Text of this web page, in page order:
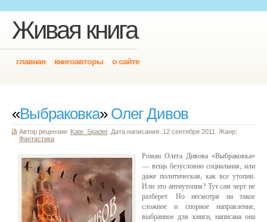
Живая книга
главная книгоавторы о сайте
«Выбраковка» Олег Дивов
Автор рецензии: Kate_Spader. Дата написания: 12 сентября 2011. Жанр:
Фантастика
Роман Олега Дивова «Выбраковка»
— вещь безусловно социальная, или
даже политическая, как все утопии.
Или это антиутопия? Тут сам черт не
разберет. Но несмотря на такое
сложное и спорное направление,
выбранное для книги, написана она